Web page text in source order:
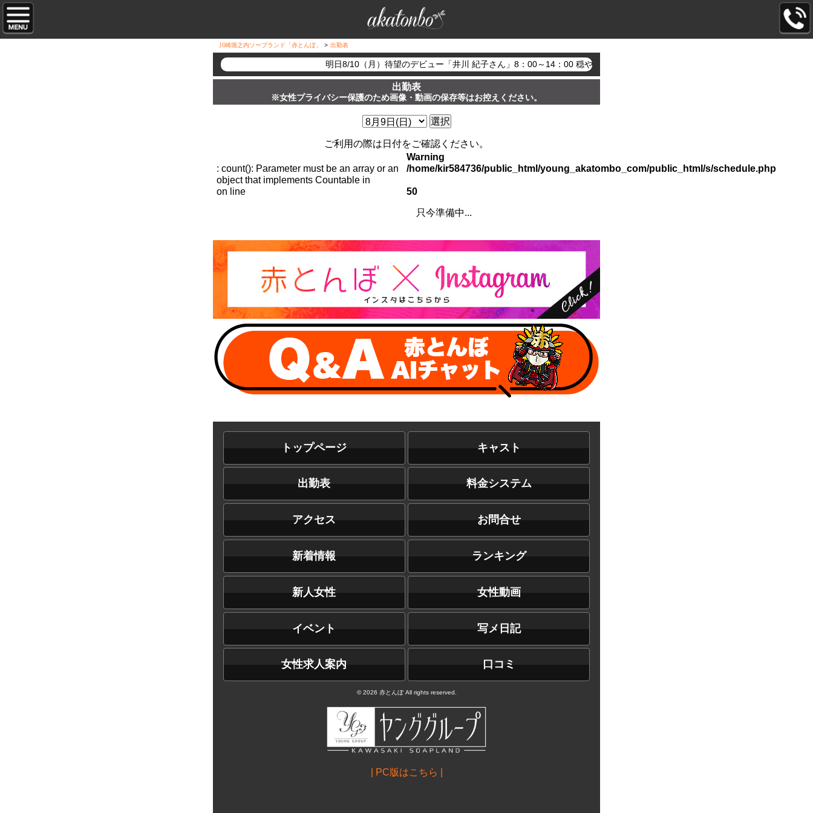
川崎堀之内ソープランド「赤とんぼ」 > 出勤表
明日8/10（月）待望のデビュー「井川 紀子さん」8：00～14：00 穏やかな笑顔と上品な美しさ、大人の色香。初日から注目度
出勤表
※女性プライバシー保護のため画像・動画の保存等はお控えください。
選択
ご利用の際は日付をご確認ください。
Warning
: count(): Parameter must be an array or an
object that implements Countable in
/home/kir584736/public_html/young_akatombo_com/public_html/s/schedule.php
on line 50
只今準備中...
トップページ キャスト
出勤表 料金システム
アクセス お問合せ
新着情報 ランキング
新人女性 女性動画
イベント 写メ日記
女性求人案内 口コミ
© 2026 赤とんぼ All rights reserved.
| PC版はこちら |